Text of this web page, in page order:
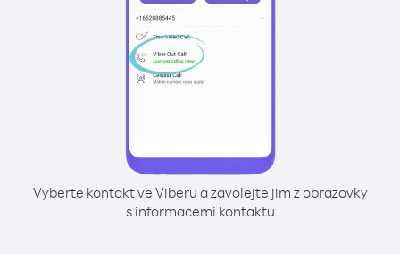
Vyberte kontakt ve Viberu a zavolejte jim z obrazovky
s informacemi kontaktu